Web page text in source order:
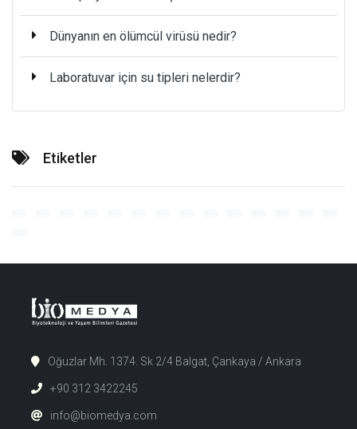
Dünyanın en ölümcül virüsü nedir?
Laboratuvar için su tipleri nelerdir?
Etiketler
Oğuzlar Mh. 1374. Sk 2/4 Balgat, Çankaya / Ankara
+90 312 3422245
info@biomedya.com